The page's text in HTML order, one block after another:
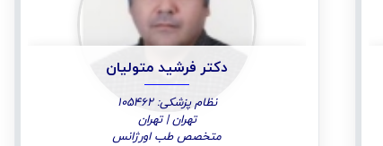
دکتر فرشید متولیان
نظام پزشکی: 105462
تهران | تهران
متخصص طب اورژانس